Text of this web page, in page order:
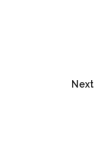
Next